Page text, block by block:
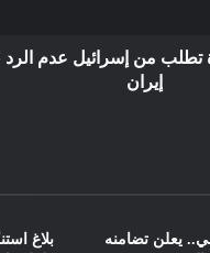
تطلب من إسرائيل عدم
إيران
يعلن تضامنه
بلاغ